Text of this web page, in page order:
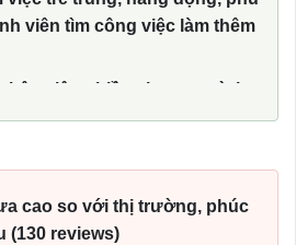
viên tìm công việc làm thêm
viên nhiều chương trình
triển các kỹ năng cần thiết
reviews)
uống, thực phẩm và các
(118 reviews)
cao so với thị trường, phúc
(130 reviews)